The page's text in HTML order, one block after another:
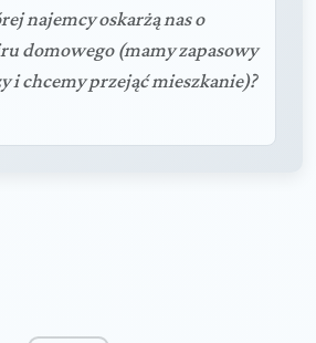
najemcy oskarżą nas o
domowego (mamy zapasowy
i chcemy przejąć mieszkanie)?